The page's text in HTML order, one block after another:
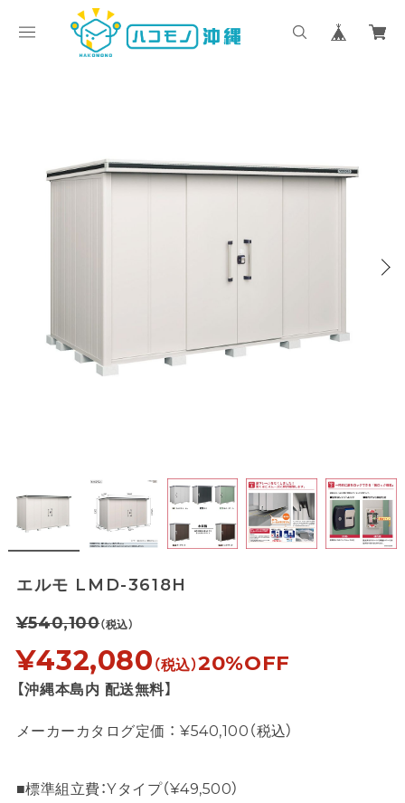
エルモ LMD-3618H
¥540,100（税込）
¥432,080 （税込）20%OFF
【沖縄本島内 配送無料】
メーカーカタログ定価 ： ¥540,100（税込）
■標準組立費：Yタイプ（¥49,500）